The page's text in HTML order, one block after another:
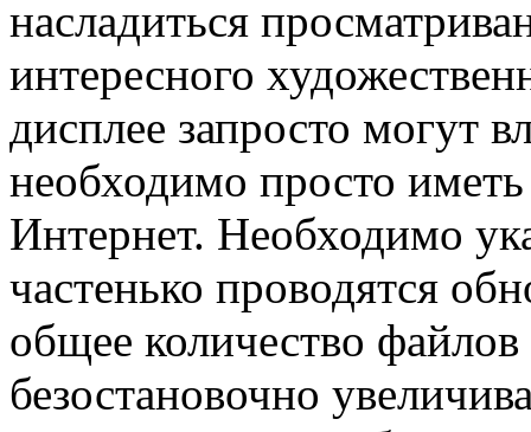
насладиться
интересного
дисплее запросто
необходимо просто
Интернет. Необходимо
частенько проводятся
общее количество
безостановочно